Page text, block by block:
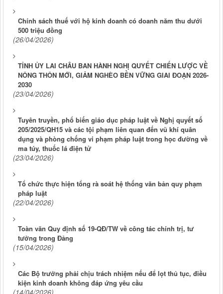
Chính sách thuế với hộ kinh doanh có doanh năm thu dưới
500 triệu đồng
(26/04/2026)
TỈNH ỦY LAI CHÂU BAN HÀNH NGHỊ QUYẾT CHIẾN LƯỢC VỀ
NÔNG THÔN MỚI, GIẢM NGHÈO BỀN VỮNG GIAI ĐOẠN 2026-
2030
(23/04/2026)
Tuyên truyền, phổ biến giáo dục pháp luật về Nghị quyết số
205/2025/QH15 và các tội phạm liên quan đến vũ khí quân
dụng và phòng chống vi phạm pháp luật trong học đường về
ma túy, thuốc lá điện tử
(23/04/2026)
Tổ chức thực hiện tổng rà soát hệ thống văn bản quy phạm
pháp luật
(22/04/2026)
Toàn văn Quy định số 19-QĐ/TW về công tác chính trị, tư
tưởng trong Đảng
(15/04/2026)
Các Bộ trưởng phải chịu trách nhiệm nếu để lọt thủ tục, điều
kiện kinh doanh không đáp ứng yêu cầu
(14/04/2026)